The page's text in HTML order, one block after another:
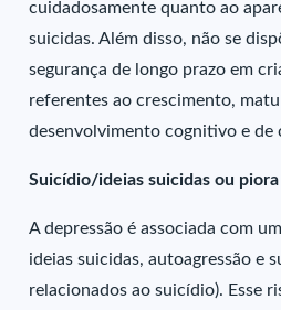
cuidadosamente quanto ao
suicidas. Além disso, não se
segurança de longo prazo em
referentes ao crescimento,
desenvolvimento cognitivo e de
Suicídio/ideias suicidas ou
A depressão é associada com
ideias suicidas, autoagressão e
relacionados ao suicídio). Esse